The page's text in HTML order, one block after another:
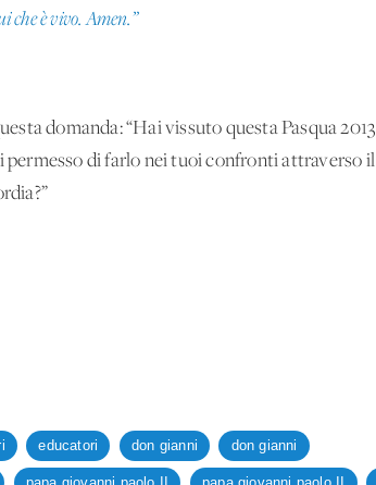
è vivo. Amen.”
domanda: “Hai vissuto questa Pasqua 2013
permesso di farlo nei tuoi confronti attraverso il
educatori don gianni don gianni